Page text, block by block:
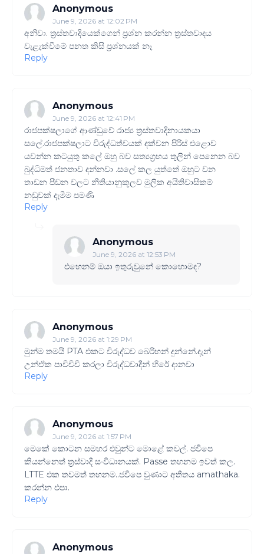
Anonymous
June 9, 2026 at 12:02 PM
අනිවා. ත්‍රස්තවාදියෙක්ගෙන් ප්‍රශ්න කරන්න ත්‍රස්තවාදය
වැළැක්වීමේ පනත කිසි ප්‍රශ්නයක් නෑ
Reply
Anonymous
June 9, 2026 at 12:41 PM
‍රාජපක්ෂලාගේ ආණ්ඩුවේ රාජ්‍ය ත්‍රස්තවාදිනායකයා
සලේ.රාජපක්ෂලාට විරුද්ධත්වයක් දක්වන පිරිස් එළොව
යවන්න කටයුතු කලේ ඔහු බව සත්‍යග්‍රහය තුලින් පෙනෙන බව
බුද්ධිමත් ජනතාව දන්නවා .සලේ කල යුත්තේ ඔහුට වන
තාඩන පීඩන වලට නීතියානුකූලව මුලික අයිතිවාසිකම්
නඩුවක් දැමීම පමණි
Reply
Anonymous
June 9, 2026 at 12:53 PM
එහෙනම් ඔයා ඉතුරුවුනේ කොහොමද?
Anonymous
June 9, 2026 at 1:29 PM
මුන්ම තමයි PTA එකට විරුද්ධව ඛෙරිහන් දුන්නේ.දැන්
උන්ඒක පාවිචිචි කරලා විරුද්ධවාදීන් හිරේ දානවා
Reply
Anonymous
June 9, 2026 at 1:57 PM
මෙකේ කොටන සමහර එවුන්ට මොළේ කචල්. ජවිපෙ
කියන්නෙත් ත්‍රස්වාදී සංවිධානයක්. Passe තහනම ඉවත් කල.
LTTE එක තවමත් තහනම..ජවිපෙ වුණාට අතීතය amathaka.
කරන්න එපා.
Reply
Anonymous